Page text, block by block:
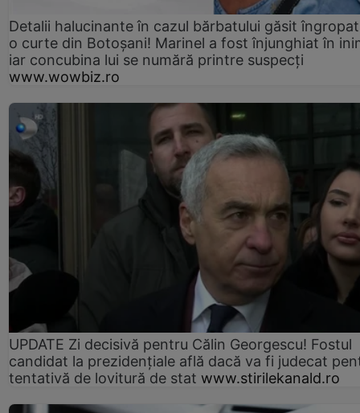
Detalii halucinante în cazul bărbatului găsit
o curte din Botoșani! Marinel a fost înjunghiat în
iar concubina lui se numără printre suspecți
www.wowbiz.ro
UPDATE Zi decisivă pentru Călin Georgescu! Fostul
candidat la prezidențiale află dacă va fi judecat
tentativă de lovitură de stat www.stirilekanald.ro